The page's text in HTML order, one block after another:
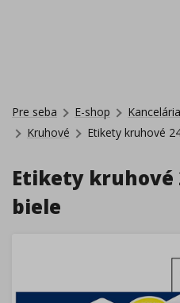
Pre seba E-shop Kancelária
Kruhové
Etikety kruhové
Etikety kruhové
biele